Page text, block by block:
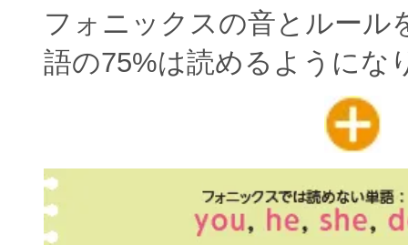
フォニックスの音とルール
語の75%は読めるようにな